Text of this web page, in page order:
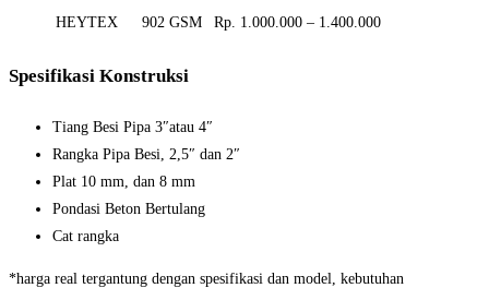
HEYTEX
902 GSM Rp. 1.000.000 – 1.400.000
Spesifikasi Konstruksi
Tiang Besi Pipa 3″atau 4″
Rangka Pipa Besi, 2,5″ dan 2″
Plat 10 mm, dan 8 mm
Pondasi Beton Bertulang
Cat rangka
*harga real tergantung dengan spesifikasi dan model, kebutuhan